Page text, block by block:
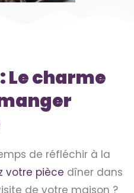
charme
de réfléchir à la
votre pièce dîner dans
de votre maison ?